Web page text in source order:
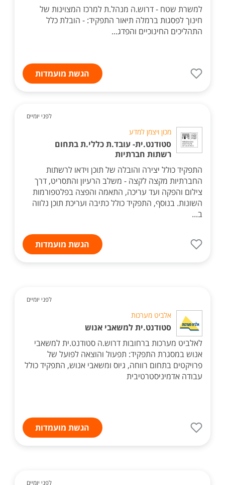
למשרת שטח - דרוש.ה מנהל.ת למרכז המצוינות של
חינוך לפסגות ברמלה תיאור התפקיד: - הובלת כלל
התהליכים החינוכיים והפדג...
הגשת מועמדות
לפני יומיים
מכון ויצמן למדע
סטודנט.ית- עובד.ת כללי.ת בתחום
רשתות חברתיות
התפקיד כולל יצירה והובלה של תוכן וידאו לרשתות
החברתיות מקצה לקצה - משלב הרעיון והתסריט, דרך
צילום והפקה ועד עריכה, התאמה והפצה בפלטפורמות
השונות. בנוסף, התפקיד כולל כתיבה ועריכת תוכן נלווה
ב...
הגשת מועמדות
לפני יומיים
אלביט מערכות
סטודנט.ית למשאבי אנוש
לאלביט מערכות ברחובות דרוש.ה סטודנט.ית למשאבי
אנוש במסגרת התפקיד: תפעול והוצאה לפועל של
פרויקטים בתחום רווחה, גיוס ומשאבי אנוש, התפקיד כולל
עבודה אדמיניסטרטיבית
הגשת מועמדות
לפני יומיים